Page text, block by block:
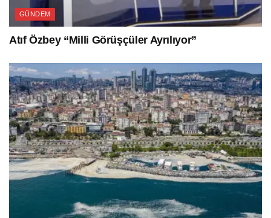
GÜNDEM
Atıf Özbey “Milli Görüşçüler Ayrılıyor”